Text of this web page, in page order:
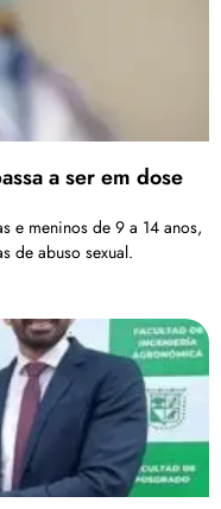
a ser em dose
e meninos de 9 a 14 anos,
de abuso sexual.